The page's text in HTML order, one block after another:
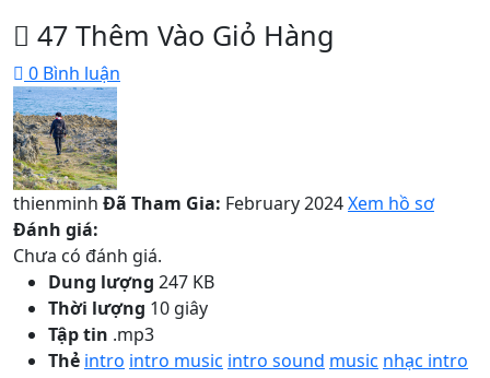
47 Thêm Vào Giỏ Hàng
0 Bình luận
thienminh Đã Tham Gia: February 2024Xem hồ sơ
Đánh giá:
Chưa có đánh giá.
Dung lượng 247 KB
Thời lượng 10 giây
Tập tin .mp3
Thẻ intro intro music intro sound music nhạc intro